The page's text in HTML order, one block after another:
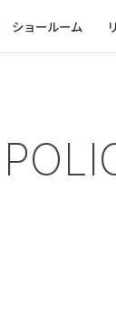
ショールーム